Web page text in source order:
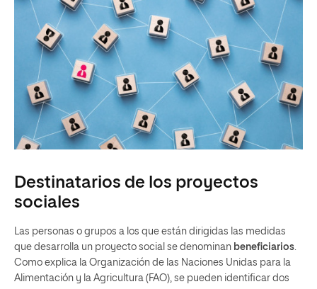
Destinatarios de los proyectos
sociales
Las personas o grupos a los que están dirigidas las medidas
que desarrolla un proyecto social se denominan beneficiarios.
Como explica la Organización de las Naciones Unidas para la
Alimentación y la Agricultura (FAO), se pueden identificar dos